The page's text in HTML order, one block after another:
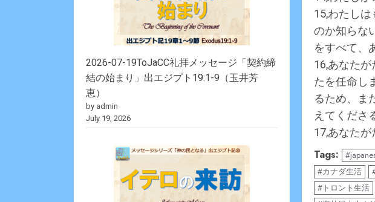
15,わたし
のか知らな
をすべて、
16,あなた
たを任命し
るため、ま
えてくださ
17,あなた
Tags:
#カナダ生活
#トロント生活
2026-07-19ToJaCC礼拝メッセージ「契約締
結の始まり」出エジプト19:1-9（玉井芳
恵）
by admin
July 19, 2026